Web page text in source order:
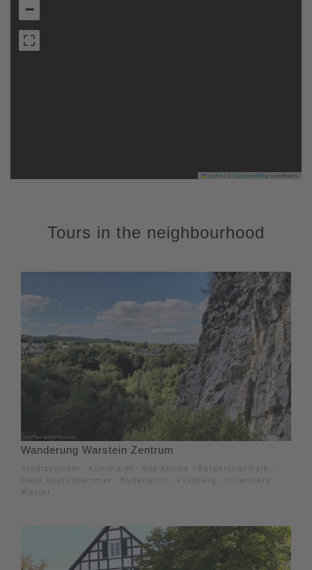
−
Leaflet OpenStreetMapcontributors
Tours in the neighbourhood
Wanderung Warstein Zentrum
Stadtzentrum - Kohlmarkt - Alte Kirche - Bergenthal Park -
Haus Kupferhammer - Bullerteich - Piusberg - Hillenberg -
Wäster